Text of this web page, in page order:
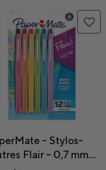
- Stylos-
Flair – 0,7 mm –